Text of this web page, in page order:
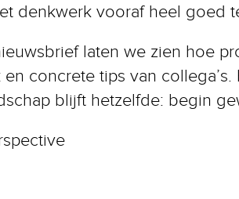
denkwerk vooraf heel goed
laten we zien hoe
concrete tips van
blijft hetzelfde: begin